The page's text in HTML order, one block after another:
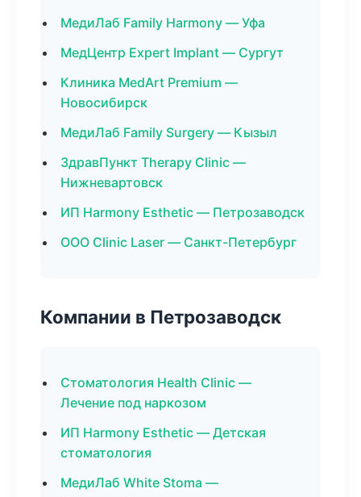
МедиЛаб Family Harmony — Уфа
МедЦентр Expert Implant — Сургут
Клиника MedArt Premium —
Новосибирск
МедиЛаб Family Surgery — Кызыл
ЗдравПункт Therapy Clinic —
Нижневартовск
ИП Harmony Esthetic — Петрозаводск
ООО Clinic Laser — Санкт-Петербург
Компании в Петрозаводск
Стоматология Health Clinic —
Лечение под наркозом
ИП Harmony Esthetic — Детская
стоматология
МедиЛаб White Stoma —